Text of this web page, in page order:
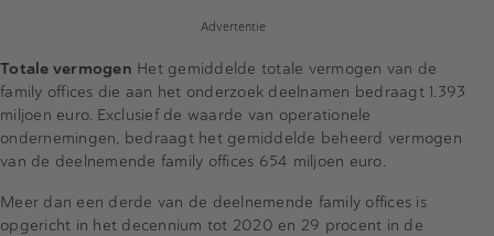
Advertentie
Totale vermogen Het gemiddelde totale vermogen van de
family offices die aan het onderzoek deelnamen bedraagt 1.393
miljoen euro. Exclusief de waarde van operationele
ondernemingen, bedraagt het gemiddelde beheerd vermogen
van de deelnemende family offices 654 miljoen euro.
Meer dan een derde van de deelnemende family offices is
opgericht in het decennium tot 2020 en 29 procent in de